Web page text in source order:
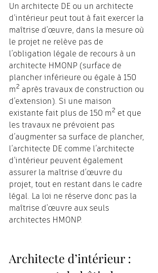
Un architecte DE ou un architecte
d’intérieur peut tout à fait exercer la
maîtrise d’œuvre, dans la mesure où
le projet ne relève pas de
l’obligation légale de recours à un
architecte HMONP (surface de
plancher inférieure ou égale à 150
m² après travaux de construction ou
d’extension). Si une maison
existante fait plus de 150 m² et que
les travaux ne prévoient pas
d’augmenter sa surface de plancher,
l’architecte DE comme l’architecte
d’intérieur peuvent également
assurer la maîtrise d’œuvre du
projet, tout en restant dans le cadre
légal. La loi ne réserve donc pas la
maîtrise d’œuvre aux seuls
architectes HMONP.
Architecte d’intérieur :